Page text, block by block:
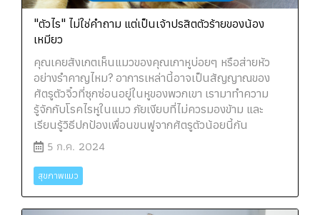
"ตัวไร" ไม่ใช่คำถาม แต่เป็นเจ้าปรสิตตัวร้ายของน้อง
เหมียว
คุณเคยสังเกตเห็นแมวของคุณเกาหูบ่อยๆ หรือส่ายหัว
อย่างรำคาญไหม? อาการเหล่านี้อาจเป็นสัญญาณของ
ศัตรูตัวจิ๋วที่ซุกซ่อนอยู่ในหูของพวกเขา เรามาทำความ
รู้จักกับโรคไรหูในแมว ภัยเงียบที่ไม่ควรมองข้าม และ
เรียนรู้วิธีปกป้องเพื่อนขนฟูจากศัตรูตัวน้อยนี้กัน
5 ก.ค. 2024
สุขภาพแมว